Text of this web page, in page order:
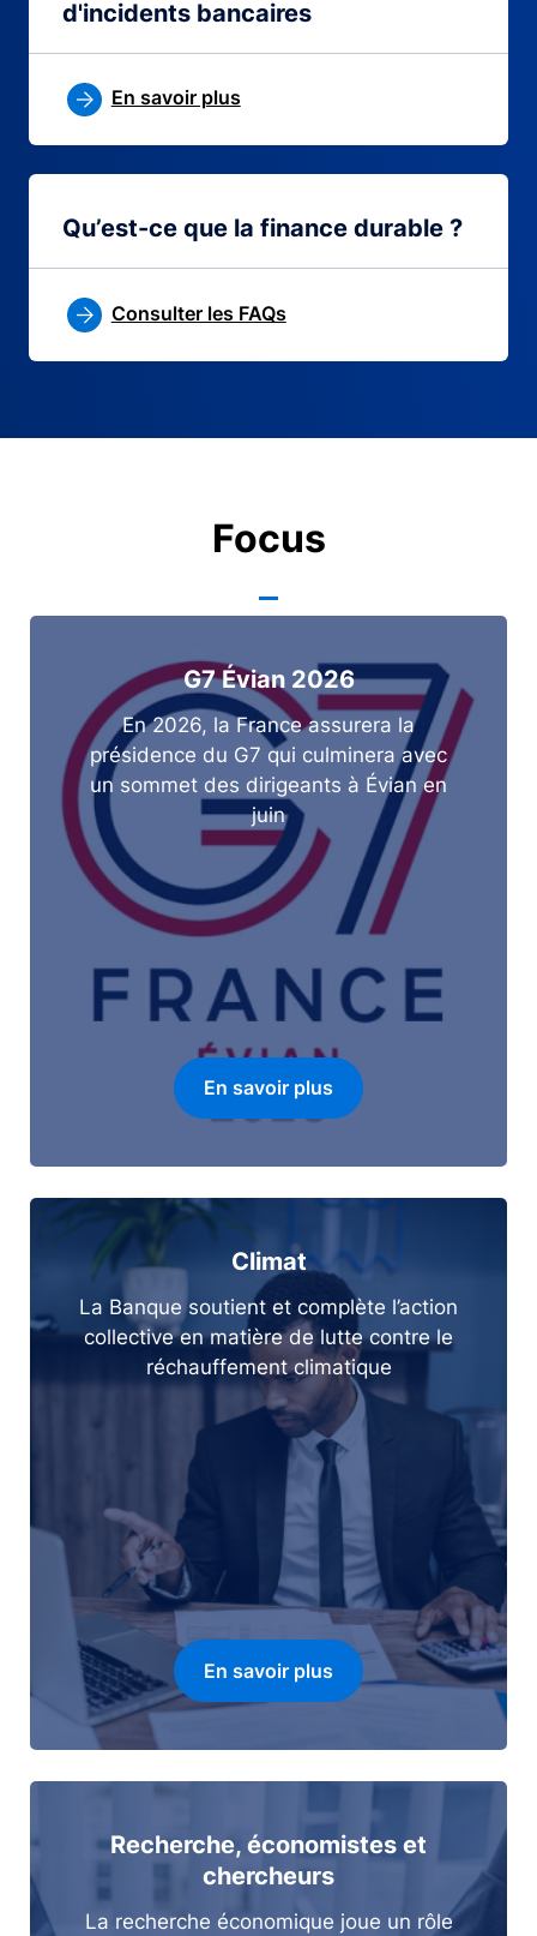
d'incidents bancaires
En savoir plus
Qu’est-ce que la finance durable ?
Consulter les FAQs
Focus
G7 Évian 2026
En 2026, la France assurera la
présidence du G7 qui culminera avec
un sommet des dirigeants à Évian en
juin
En savoir plus
Climat
La Banque soutient et complète l’action
collective en matière de lutte contre le
réchauffement climatique
En savoir plus
Recherche, économistes et
chercheurs
La recherche économique joue un rôle